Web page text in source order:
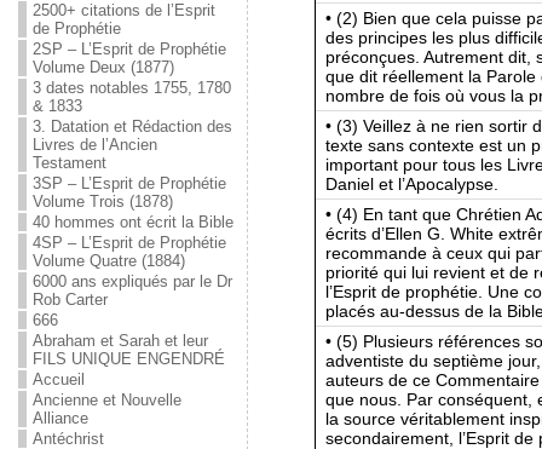
2500+ citations de l’Esprit
de Prophétie
2SP – L’Esprit de Prophétie
Volume Deux (1877)
3 dates notables 1755, 1780
& 1833
3. Datation et Rédaction des
Livres de l’Ancien
Testament
3SP – L’Esprit de Prophétie
Volume Trois (1878)
40 hommes ont écrit la Bible
4SP – L’Esprit de Prophétie
Volume Quatre (1884)
6000 ans expliqués par le Dr
Rob Carter
666
Abraham et Sarah et leur
FILS UNIQUE ENGENDRÉ
Accueil
Ancienne et Nouvelle
Alliance
Antéchrist
• (2) Bien que cela puisse
des principes les plus
préconçues. Autrement dit,
que dit réellement la
nombre de fois où vous la
• (3) Veillez à ne rien sortir
texte sans contexte est un
important pour tous les
Daniel et l’Apocalypse.
• (4) En tant que Chrétien
écrits d’Ellen G. White
recommande à ceux qui
priorité qui lui revient et de
l’Esprit de prophétie. Une
placés au-dessus de la
• (5) Plusieurs références
adventiste du septième
auteurs de ce
que nous. Par conséquent,
la source véritablement
secondairement, l’Esprit